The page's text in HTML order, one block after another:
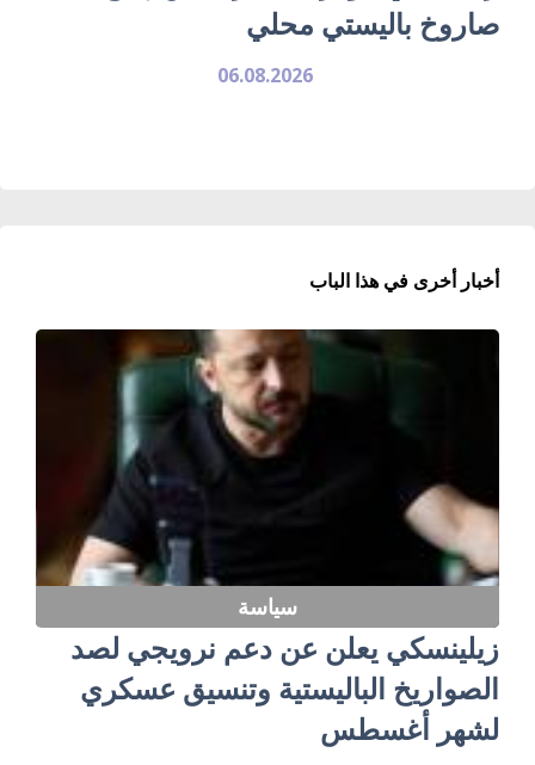
صاروخ باليستي محلي
06.08.2026
أخبار أخرى في هذا الباب
سياسة
زيلينسكي يعلن عن دعم نرويجي لصد
الصواريخ الباليستية وتنسيق عسكري
لشهر أغسطس